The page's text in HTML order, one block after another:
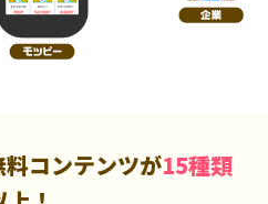
コンテンツが15種類